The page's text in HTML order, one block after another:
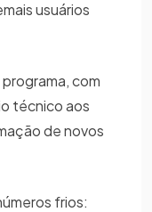
usuários
com
técnico aos
de novos
frios: